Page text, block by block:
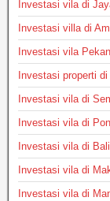
Investasi vila di
Investasi villa di
Investasi vila
Investasi properti
Investasi vila di
Investasi vila di
Investasi vila di
Investasi vila di
Investasi vila di